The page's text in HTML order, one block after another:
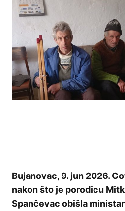
Bujanovac, 9. jun 2026.
nakon što je porodicu
Spančevac obišla